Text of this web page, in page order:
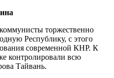
торжественно
Республику, с этого
современной КНР. К
контролировали всю
Тайвань.